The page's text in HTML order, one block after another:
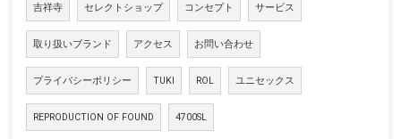
吉祥寺 セレクトショップ コンセプト サービス
取り扱いブランド アクセス お問い合わせ
プライバシーポリシー TUKI ROL ユニセックス
REPRODUCTION OF FOUND 4700SL